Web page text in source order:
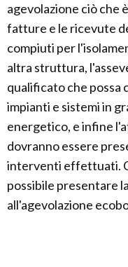
agevolazione ciò che
fatture e le ricevute
compiuti per
altra struttura,
qualificato che possa
impianti e sistemi in
energetico, e infine
dovranno essere
interventi effettuati.
possibile presentare
all'agevolazione